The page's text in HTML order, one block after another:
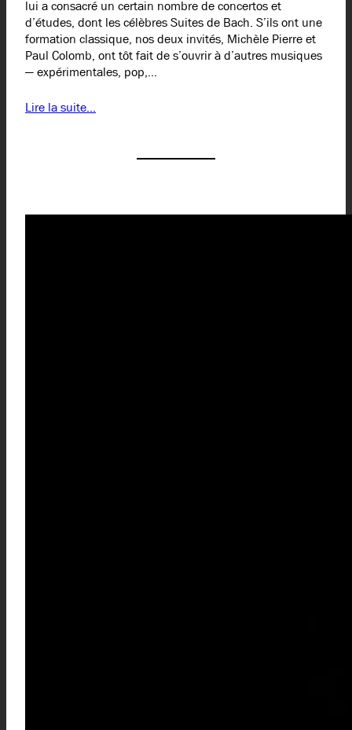
lui a consacré un certain nombre de concertos et
d’études, dont les célèbres Suites de Bach. S’ils ont une
formation classique, nos deux invités, Michèle Pierre et
Paul Colomb, ont tôt fait de s’ouvrir à d’autres musiques
— expérimentales, pop,…
Lire la suite…